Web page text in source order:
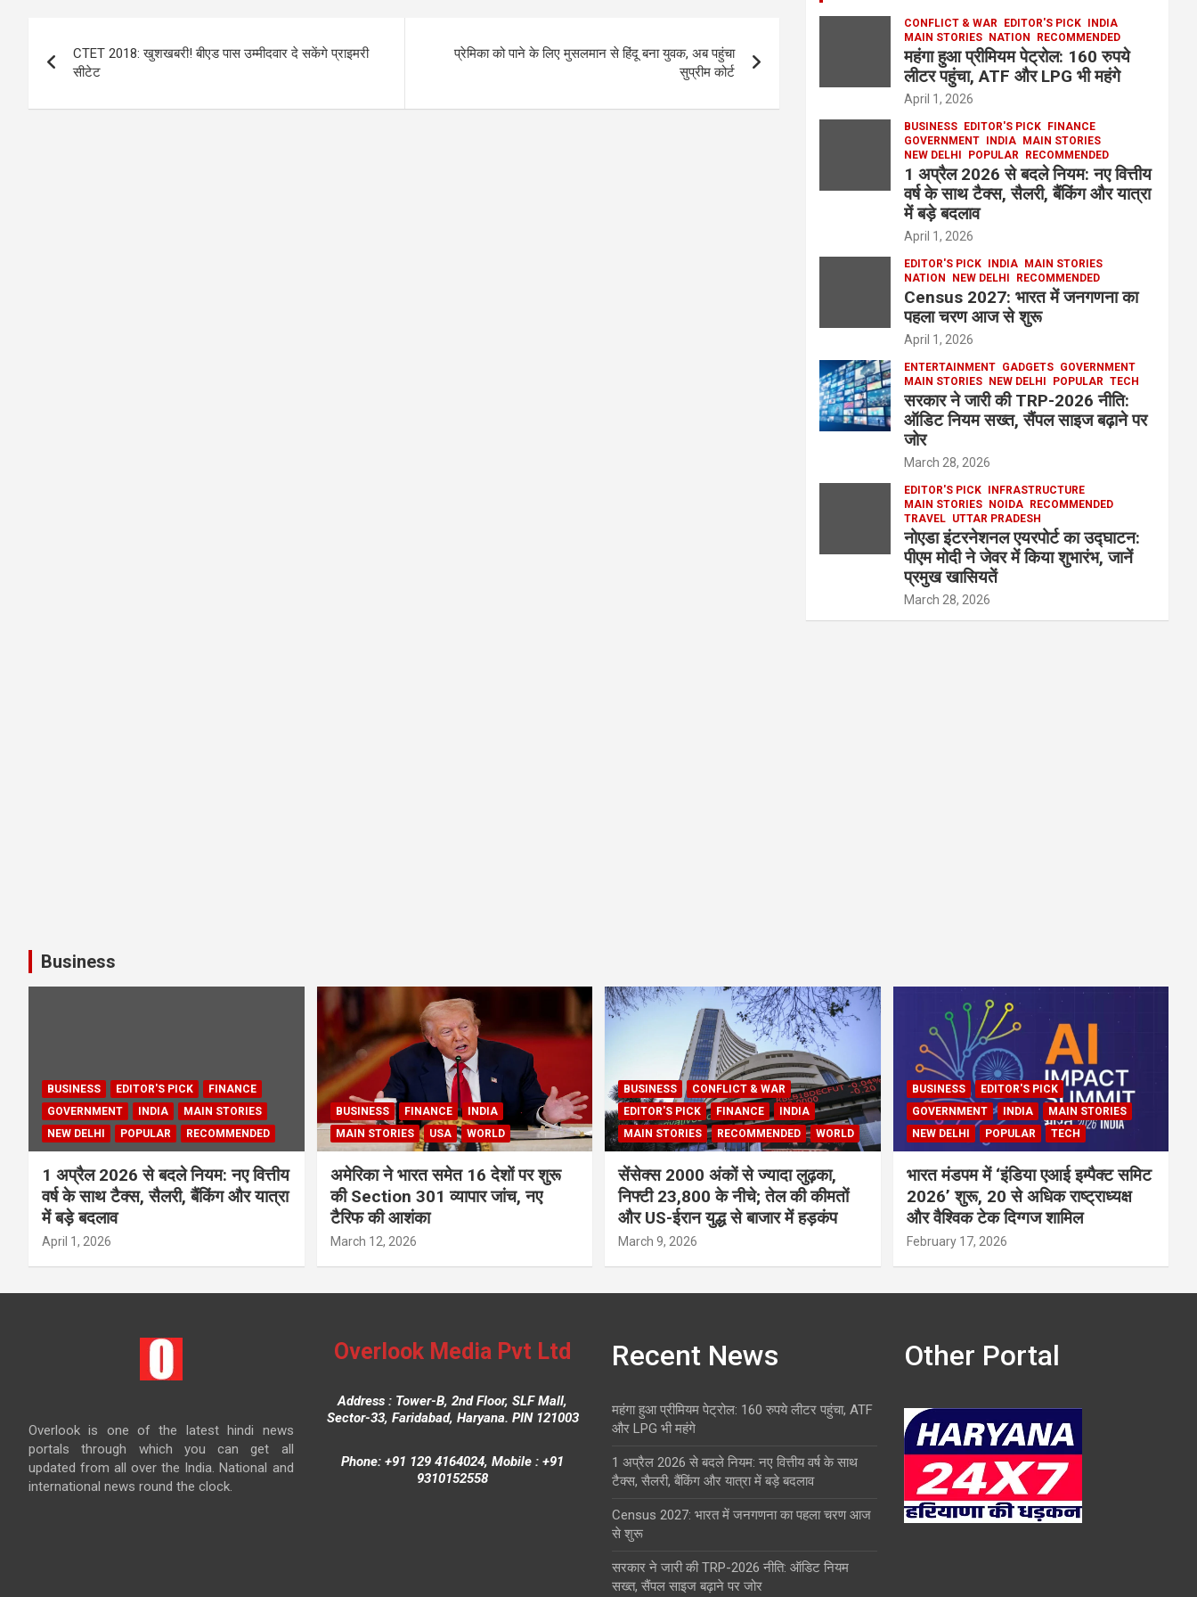
navigation
CTET 2018: खुशखबरी! बीएड पास उम्मीदवार दे सकेंगे प्राइमरी
सीटेट
प्रेमिका को पाने के लिए मुसलमान से हिंदू बना युवक, अब पहुंचा
सुप्रीम कोर्ट
CONFLICT & WAR EDITOR'S PICK INDIA
MAIN STORIES NATION RECOMMENDED
महंगा हुआ प्रीमियम पेट्रोल: 160 रुपये
लीटर पहुंचा, ATF और LPG भी महंगे
April 1, 2026
BUSINESS EDITOR'S PICK FINANCE
GOVERNMENT INDIA MAIN STORIES
NEW DELHI
POPULAR RECOMMENDED
1 अप्रैल 2026 से बदले नियम: नए वित्तीय
वर्ष के साथ टैक्स, सैलरी, बैंकिंग और यात्रा
में बड़े बदलाव
April 1, 2026
EDITOR'S PICK INDIA MAIN STORIES
NATION
NEW DELHI RECOMMENDED
Census 2027: भारत में जनगणना का
पहला चरण आज से शुरू
April 1, 2026
ENTERTAINMENT GADGETS GOVERNMENT
MAIN STORIES NEW DELHI POPULAR TECH
सरकार ने जारी की TRP-2026 नीति:
ऑडिट नियम सख्त, सैंपल साइज बढ़ाने पर
जोर
March 28, 2026
EDITOR'S PICK INFRASTRUCTURE
MAIN STORIES NOIDA RECOMMENDED
TRAVEL UTTAR PRADESH
नोएडा इंटरनेशनल एयरपोर्ट का उद्घाटन:
पीएम मोदी ने जेवर में किया शुभारंभ, जानें
प्रमुख खासियतें
March 28, 2026
Business
BUSINESS EDITOR'S PICK
FINANCE
GOVERNMENT
INDIA
MAIN STORIES
NEW DELHI
POPULAR RECOMMENDED
1 अप्रैल 2026 से बदले नियम: नए वित्तीय
वर्ष के साथ टैक्स, सैलरी, बैंकिंग और यात्रा
में बड़े बदलाव
April 1, 2026
BUSINESS FINANCE
INDIA
MAIN STORIES
USA WORLD
अमेरिका ने भारत समेत 16 देशों पर शुरू
की Section 301 व्यापार जांच, नए
टैरिफ की आशंका
March 12, 2026
BUSINESS
CONFLICT & WAR
EDITOR'S PICK
FINANCE
INDIA
MAIN STORIES
RECOMMENDED WORLD
सेंसेक्स 2000 अंकों से ज्यादा लुढ़का,
निफ्टी 23,800 के नीचे; तेल की कीमतों
और US-ईरान युद्ध से बाजार में हड़कंप
March 9, 2026
BUSINESS
EDITOR'S PICK
GOVERNMENT
INDIA
MAIN STORIES
NEW DELHI
POPULAR TECH
भारत मंडपम में ‘इंडिया एआई इम्पैक्ट समिट
2026’ शुरू, 20 से अधिक राष्ट्राध्यक्ष
और वैश्विक टेक दिग्गज शामिल
February 17, 2026
Overlook is one of the latest hindi news
portals through which you can get all
updated from all over the India. National and
international news round the clock.
Overlook Media Pvt Ltd
Address : Tower-B, 2nd Floor, SLF Mall,
Sector-33, Faridabad, Haryana. PIN 121003
Phone: +91 129 4164024, Mobile : +91
9310152558
Recent News
महंगा हुआ प्रीमियम पेट्रोल: 160 रुपये लीटर पहुंचा, ATF
और LPG भी महंगे
1 अप्रैल 2026 से बदले नियम: नए वित्तीय वर्ष के साथ
टैक्स, सैलरी, बैंकिंग और यात्रा में बड़े बदलाव
Census 2027: भारत में जनगणना का पहला चरण आज
से शुरू
सरकार ने जारी की TRP-2026 नीति: ऑडिट नियम
सख्त, सैंपल साइज बढ़ाने पर जोर
Other Portal